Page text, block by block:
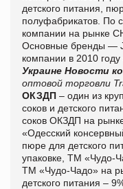
детского питания,
полуфабрикатов. По
компании на рынке
Основные бренды —
компании в 2010 году
Украине Новости
оптовой торговли
ОКЗДП – один из
соков и детского
соков ОКЗДП на
«Одесский
пюре для детского
упаковке, ТМ «Чудо-
ТМ «Чудо-Чадо» на
детского питания –